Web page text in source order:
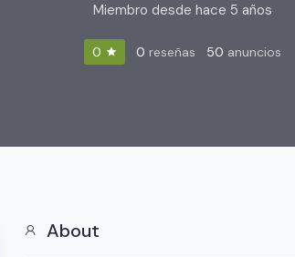
Miembro desde hace 5 años
0 0 reseñas 50 anuncios
About